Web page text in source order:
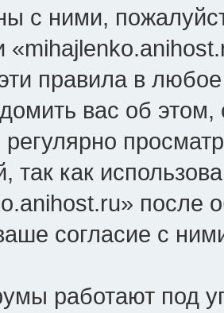
с ними,
правила в
вас об
так как
после
согласие с
работают под